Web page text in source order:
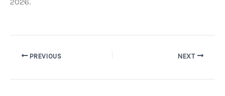
PREVIOUS NEXT